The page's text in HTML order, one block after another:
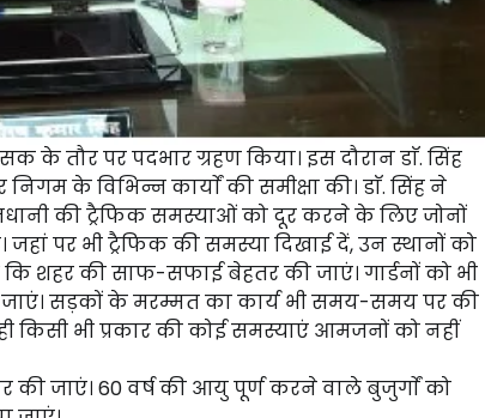
तौर पर पदभार ग्रहण किया। इस दौरान डाॅ. सिंह
के विभिन्न कार्याें की समीक्षा की। डाॅ. सिंह ने
की ट्रैफिक समस्याओं को दूर करने के लिए जोनों
पर भी ट्रैफिक की समस्या दिखाई दें, उन स्थानों को
शहर की साफ-सफाई बेहतर की जाएं। गार्डनों को भी
सड़कों के मरम्मत का कार्य भी समय-समय पर की
भी प्रकार की कोई समस्याएं आमजनों को नहीं
की जाएं। 60 वर्ष की आयु पूर्ण करने वाले बुजुर्गाें को